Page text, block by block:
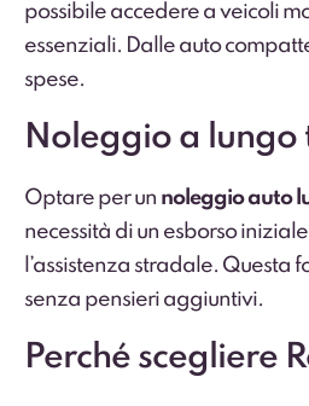
possibile accedere a veicoli
essenziali. Dalle auto
spese.
Noleggio a
Optare per un noleggio auto
necessità di un esborso
l’assistenza stradale.
senza pensieri aggiuntivi.
Perché scegliere